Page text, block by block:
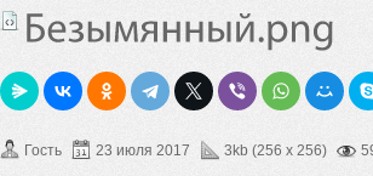
Гость 23 июля 2017 3kb (256 x 256)